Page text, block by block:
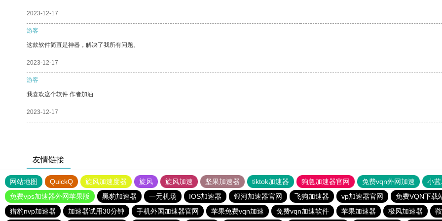
2023-12-17
游客
这款软件简直是神器，解决了我所有问题。
2023-12-17
游客
我喜欢这个软件 作者加油
2023-12-17
友情链接
网站地图 QuickQ 旋风加速度器 旋风 旋风加速 坚果加速器 tiktok加速器 狗急加速器官网 免费vqn外网加速
小
免费vps加速器外网苹果版
黑豹加速器 一元机场 IOS加速器 银河加速器官网 飞狗加速器 vp加速器官网
免费VQN下载
猎豹nvp加速器
加速器试用30分钟 手机外国加速器官网 苹果免费vqn加速 免费vqn加速软件 苹果加速器 极风加速器